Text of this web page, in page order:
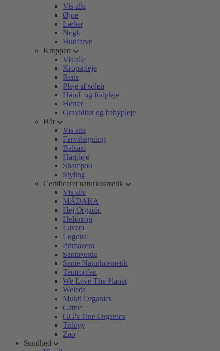
Vis alle
Øjne
Læber
Negle
Hudfarve
Kroppen
Vis alle
Kropspleje
Rens
Pleje af solen
Hånd- og fodpleje
Herrer
Graviditet og babypleje
Hår
Vis alle
Farvelægning
Balsam
Hårpleje
Shampoo
Styling
Certificeret naturkosmetik
Vis alle
MÁDARA
Hej Organic
Heliotrop
Lavera
Logona
Primavera
Santaverde
Sante Naturkosmetik
Tautropfen
We Love The Planet
Weleda
Mukti Organics
Cattier
GG's True Organics
Trilogy
Zao
Sundhed